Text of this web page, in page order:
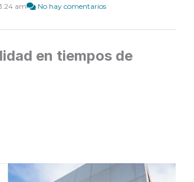
am No hay comentarios
en tiempos de